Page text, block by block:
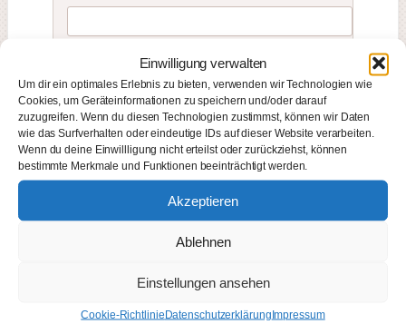
Einwilligung verwalten
Um dir ein optimales Erlebnis zu bieten, verwenden wir Technologien wie
Cookies, um Geräteinformationen zu speichern und/oder darauf
zuzugreifen. Wenn du diesen Technologien zustimmst, können wir Daten
wie das Surfverhalten oder eindeutige IDs auf dieser Website verarbeiten.
Wenn du deine Einwillligung nicht erteilst oder zurückziehst, können
bestimmte Merkmale und Funktionen beeinträchtigt werden.
Akzeptieren
Ablehnen
Einstellungen ansehen
Cookie-RichtlinieDatenschutzerklärungImpressum
Email:*